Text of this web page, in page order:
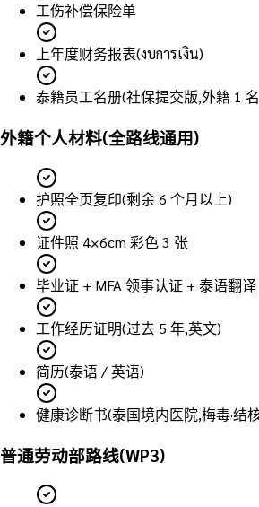
工伤补偿保险单
上年度财务报表(งบการเงิน)
泰籍员工名册(社保提交版,外籍 1
外籍个人材料(全路线通用)
护照全页复印(剩余 6 个月以上)
证件照 4×6cm 彩色 3 张
毕业证 + MFA 领事认证 + 泰语翻译
工作经历证明(过去 5 年,英文)
简历(泰语 / 英语)
健康诊断书(泰国境内医院,梅毒·结
普通劳动部路线(WP3)